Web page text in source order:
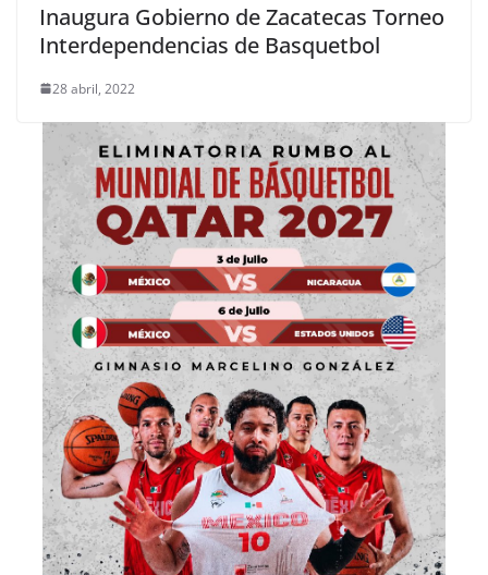
Inaugura Gobierno de Zacatecas Torneo
Interdependencias de Basquetbol
28 abril, 2022